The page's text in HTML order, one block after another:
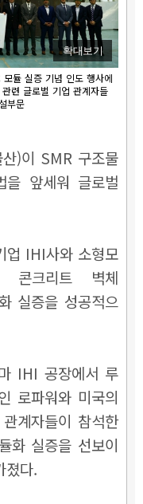
확대보기
듈 실증 기념 인도 행사에
련 글로벌 기업 관계자들
부문
)이 SMR 구조물
앞세워 글로벌
업 IHI사와 소형모
콘크리트 벽체
실증을 성공적으
IHI 공장에서 루
로파워와 미국의
계자들이 참석한
화 실증을 선보이
졌다.